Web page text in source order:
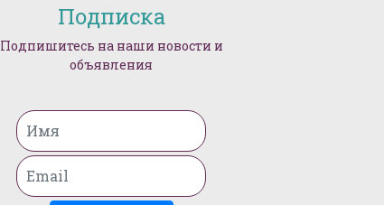
Подписка
Подпишитесь на наши новости и
объявления